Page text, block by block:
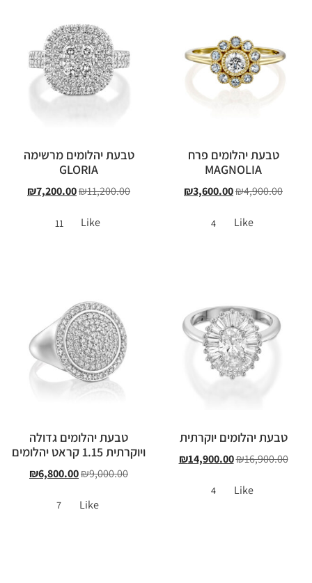
טבעת יהלומים פרח
MAGNOLIA
₪4,900.00
₪3,600.00
Like
4
טבעת יהלומים מרשימה
GLORIA
₪11,200.00
₪7,200.00
Like
11
טבעת יהלומים יוקרתית
₪16,900.00
₪14,900.00
Like
4
טבעת יהלומים גדולה
ויוקרתית 1.15 קראט יהלומים
₪9,000.00
₪6,800.00
Like
7